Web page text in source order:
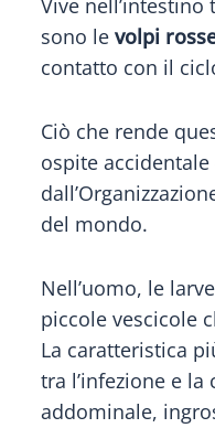
Vive
sono le volpi
contatto con il
Ciò che rende
ospite
del mondo.
Nell’uomo, le
piccole vescicole
La caratteristica
tra l’infezione e
addominale,